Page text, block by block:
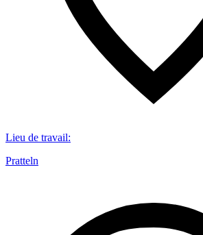
Lieu de travail:
Pratteln